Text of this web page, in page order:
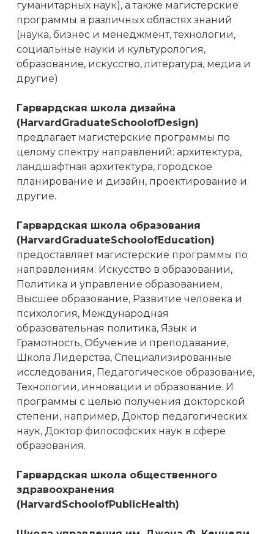
гуманитарных наук), а также магистерские
программы в различных областях знаний
(наука, бизнес и менеджмент, технологии,
социальные науки и культурология,
образование, искусство, литература, медиа и
другие)
Гарвардская школа дизайна
(HarvardGraduateSchoolofDesign)
предлагает магистерские программы по
целому спектру направлений: архитектура,
ландшафтная архитектура, городское
планирование и дизайн, проектирование и
другие.
Гарвардская школа образования
(HarvardGraduateSchoolofEducation)
предоставляет магистерские программы по
направлениям: Искусство в образовании,
Политика и управление образованием,
Высшее образование, Развитие человека и
психология, Международная
образовательная политика, Язык и
Грамотность, Обучение и преподавание,
Школа Лидерства, Специализированные
исследования, Педагогическое образование,
Технологии, инновации и образование. И
программы с целью получения докторской
степени, например, Доктор педагогических
наук, Доктор философских наук в сфере
образования.
Гарвардская школа общественного
здравоохранения
(HarvardSchoolofPublicHealth)